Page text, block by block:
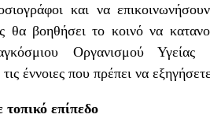
και να
θα βοηθήσει το κοινό να
Οργανισμού Υγείας
έννοιες που πρέπει να
επίπεδο